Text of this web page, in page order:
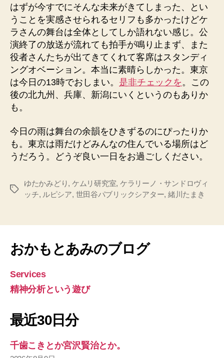
はずが今すでにそんな未来がきてしまった、とい
うことを実感させられるセリフも多かったけどケ
ラさんの舞台は全体としてしか語れない感じ。公
演終了の放送が流れても拍手が鳴り止まず、また
役者さんたちが出てきてくれて客席はスタンディ
ングオベーション。本当に素晴らしかった。東京
は今日の13時でおしまい。 是非チェックを。この
後の北九州、兵庫、新潟にいくというのもありか
も。
今日の雨は舞台の余韻をひきずるのにぴったりか
も。東京は雨だけどみんなの住んでいる場所はど
うだろう。どうぞ良い一日をお過ごしください。
タ
ゆたかみどり, ケムリ研究室, ケラリーノ・サンドロヴィ
ッチ, ルピシア, 世田谷パブリックシアター, 緒川たまき
おかもとあみのブログ
Services
精神分析という遊び
最近30日分
千歯こきとか宮沢賢治とか。